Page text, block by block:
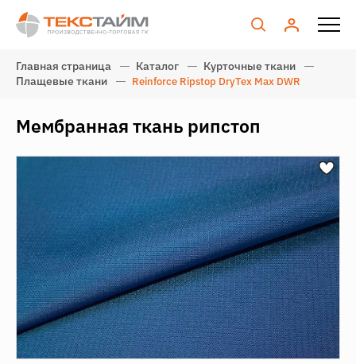
Главная страница Каталог
Курточные ткани
Плащевые ткани
Reinforce Ripstop DryTex Max DWR
Мембранная ткань рипстоп